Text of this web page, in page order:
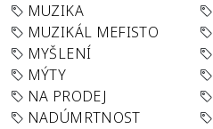
MUZIKA
MUZIKÁL MEFISTO
MYŠLENÍ
MÝTY
NA PRODEJ
NADÚMRTNOST